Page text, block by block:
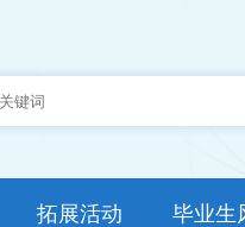
拓展活动 毕业生